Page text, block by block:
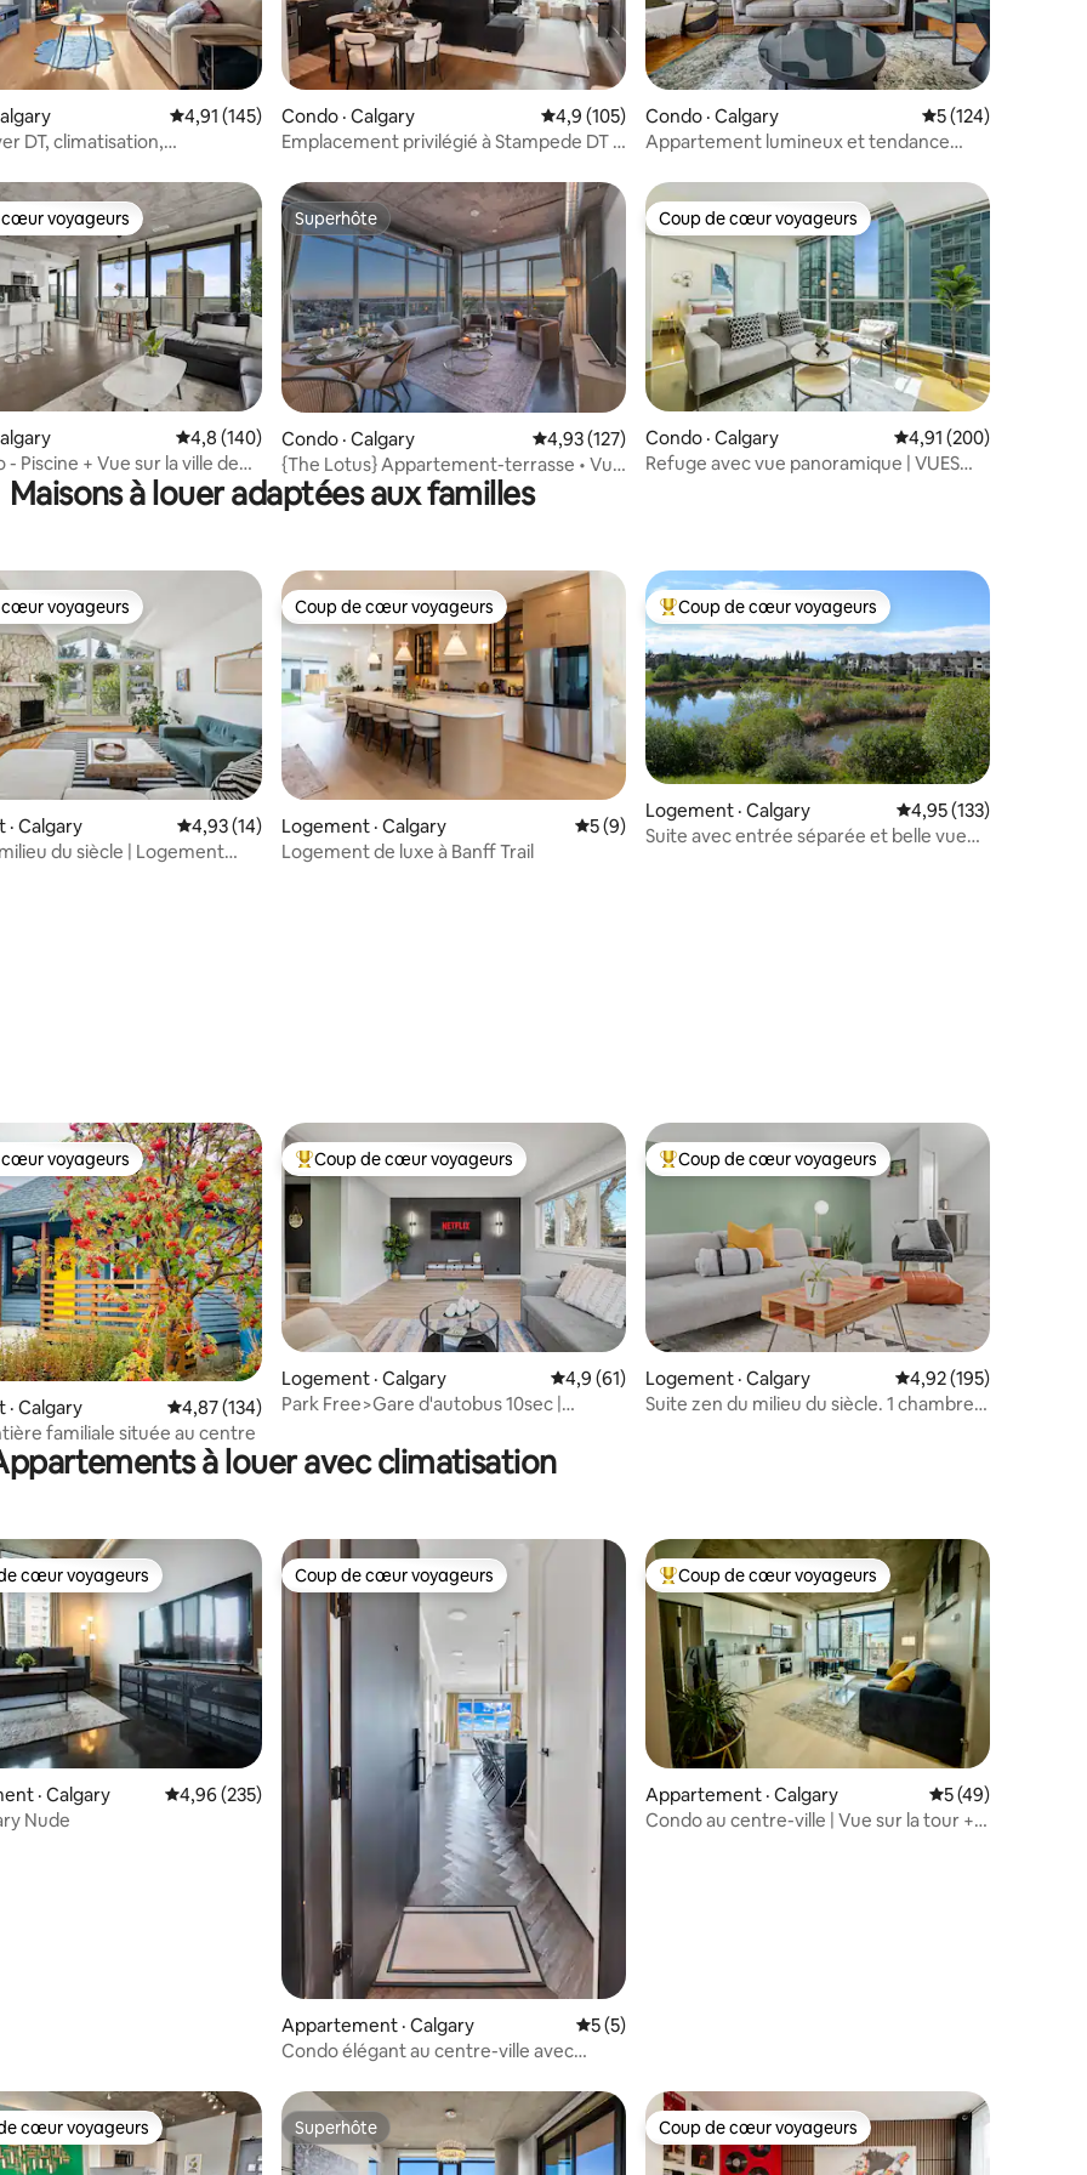
5, 142 commentairesNote moyenne de 4,91 sur 5, 145 commentaires
4,91 (145)
DT, climatisation,
Condo · Calgary Note moyenne de 4,9 sur 5, 105 commentaires
4,9 (105)
Emplacement privilégié à Stampede DT |
Condo · Calgary Note moyenne de
5 (124)
Appartement lumineux et tendance
5, 270 commentaires
cœur voyageurs
voyageurs
Note moyenne de 4,8 sur 5, 140 commentaires
4,8 (140)
Piscine + Vue sur la ville de
Superhôte
Superhôte
Condo · Calgary Note moyenne de 4,93 sur 5, 127 commentaires
4,93 (127)
{The Lotus} Appartement-terrasse • Vue
sur la montagne • Très grand lit
Coup de cœur voyageurs
Coup de cœur voyageurs
Condo · Calgary Note moyenne de
4,91 (200)
Refuge avec vue panoramique | VUES
Maisons à louer adaptées aux familles
5, 30 commentaires
cœur voyageurs
voyageurs
Calgary Note moyenne de 4,93 sur 5, 14 commentaires
4,93 (14)
du siècle | Logement
Coup de cœur voyageurs
Coup de cœur voyageurs
Logement · Calgary Note moyenne de 5 sur 5, 9 commentaires
5 (9)
Logement de luxe à Banff Trail
Coup de cœur voyageurs parmi les plus aimés
Coup de cœur voyageurs
Logement · Calgary Note moyenne de
4,95 (133)
Suite avec entrée séparée et belle vue
5, 168 commentaires
cœur voyageurs
voyageurs
Calgary Note moyenne de 4,87 sur 5, 134 commentaires
4,87 (134)
familiale située au centre
Coup de cœur voyageurs parmi les plus aimés
Coup de cœur voyageurs
Logement · Calgary Note moyenne de 4,9 sur 5, 61 commentaires
4,9 (61)
Park Free>Gare d'autobus 10sec |
Coup de cœur voyageurs parmi les plus aimés
Coup de cœur voyageurs
Logement · Calgary Note moyenne de
4,92 (195)
Suite zen du milieu du siècle. 1 chambre.
à louer avec climatisation
5, 211 commentaires
cœur voyageurs parmi les plus aimés
cœur voyageurs
· Calgary Note moyenne de 4,96 sur 5, 235 commentaires
4,96 (235)
Nude
Coup de cœur voyageurs
Coup de cœur voyageurs
Appartement · Calgary Note moyenne de 5 sur 5, 5 commentaires
5 (5)
Condo élégant au centre-ville avec
Coup de cœur voyageurs parmi les plus aimés
Coup de cœur voyageurs
Appartement · Calgary Note moyenne de
5 (49)
Condo au centre-ville | Vue sur la tour +
cœur voyageurs parmi les plus aimés
cœur voyageurs Superhôte
Superhôte Coup de cœur voyageurs
Coup de cœur voyageurs